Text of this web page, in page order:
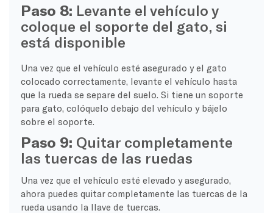
Paso 8: Levante el vehículo y
coloque el soporte del gato, si
está disponible
Una vez que el vehículo esté asegurado y el gato
colocado correctamente, levante el vehículo hasta
que la rueda se separe del suelo. Si tiene un soporte
para gato, colóquelo debajo del vehículo y bájelo
sobre el soporte.
Paso 9: Quitar completamente
las tuercas de las ruedas
Una vez que el vehículo esté elevado y asegurado,
ahora puedes quitar completamente las tuercas de la
rueda usando la llave de tuercas.